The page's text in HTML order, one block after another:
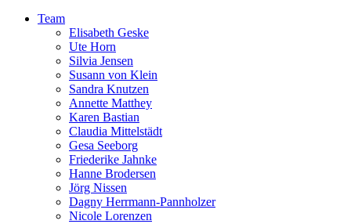
Team
Elisabeth Geske
Ute Horn
Silvia Jensen
Susann von Klein
Sandra Knutzen
Annette Matthey
Karen Bastian
Claudia Mittelstädt
Gesa Seeborg
Friederike Jahnke
Hanne Brodersen
Jörg Nissen
Dagny Herrmann-Pannholzer
Nicole Lorenzen